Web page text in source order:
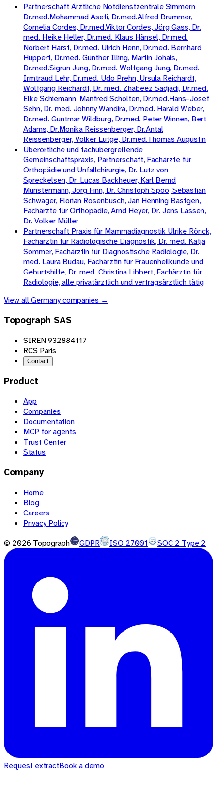
Partnerschaft Ärztliche Notdienstzentrale Simmern
Dr.med.Mohammad Asefi, Dr.med.Alfred Brummer,
Cornelia Cordes, Dr.med.Viktor Cordes, Jörg Gass, Dr.
med. Heike Heller, Dr.med. Klaus Hänsel, Dr.med.
Norbert Harst, Dr.med. Ulrich Henn, Dr.med. Bernhard
Huppert, Dr.med. Günther Illing, Martin Johais,
Dr.med.Sigrun Jung, Dr.med. Wolfgang Jung, Dr.med.
Irmtraud Lehr, Dr.med. Udo Prehn, Ursula Reichardt,
Wolfgang Reichardt, Dr. med. Zhabeez Sadjadi, Dr.med.
Elke Schiemann, Manfred Scholten, Dr.med.Hans-Josef
Sehn, Dr. med. Johnny Wandira, Dr.med. Harald Weber,
Dr.med. Guntmar Wildburg, Dr.med. Peter Winnen, Bert
Adams, Dr.Monika Reissenberger, Dr.Antal
Reissenberger, Volker Lütge, Dr.med.Thomas Augustin
Überörtliche und fachübergreifende
Gemeinschaftspraxis, Partnerschaft, Fachärzte für
Orthopädie und Unfallchirurgie, Dr. Lutz von
Spreckelsen, Dr. Lucas Backheuer, Karl Bernd
Münstermann, Jörg Finn, Dr. Christoph Spoo, Sebastian
Schwager, Florian Rosenbusch, Jan Henning Bastgen,
Fachärzte für Orthopädie, Arnd Heyer, Dr. Jens Lassen,
Dr. Volker Müller
Partnerschaft Praxis für Mammadiagnostik Ulrike Rönck,
Fachärztin für Radiologische Diagnostik, Dr. med. Katja
Sommer, Fachärztin für Diagnostische Radiologie, Dr.
med. Laura Budau, Fachärztin für Frauenheilkunde und
Geburtshilfe, Dr. med. Christina Libbert, Fachärztin für
Radiologie, alle privatärztlich und vertragsärztlich tätig
View allGermanycompanies →
Topograph SAS
SIREN 932884117
RCS Paris
Contact
Product
App
Companies
Documentation
MCP for agents
Trust Center
Status
Company
Home
Blog
Careers
Privacy Policy
© 2026 Topograph GDPR ISO 27001 SOC 2 Type 2
Request extractBook a demo